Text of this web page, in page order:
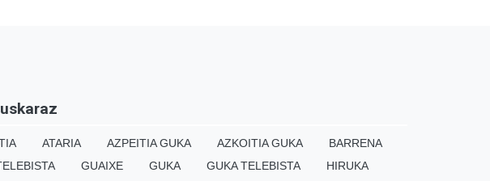
ATARIA AZPEITIA GUKA AZKOITIA GUKA
BARRENA
GUAIXE GUKA GUKA TELEBISTA HIRUKA